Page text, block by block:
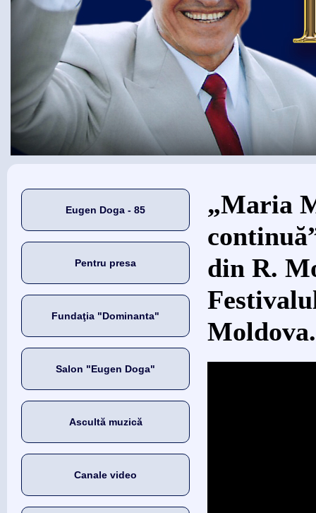
Eugen Doga - 85
Pentru presa
Fundaţia "Dominanta"
Salon "Eugen Doga"
Ascultă muzică
Canale video
Eşti aici
„Maria
din R.